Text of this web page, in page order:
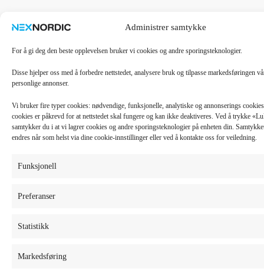
Administrer samtykke
For å gi deg den beste opplevelsen bruker vi cookies og andre sporingsteknologier.
Disse hjelper oss med å forbedre nettstedet, analysere bruk og tilpasse markedsføringen
personlige annonser.
Vi bruker fire typer cookies: nødvendige, funksjonelle, analytiske og annonserings
cookies er påkrevd for at nettstedet skal fungere og kan ikke deaktiveres. Ved å trykke
samtykker du i at vi lagrer cookies og andre sporingsteknologier på enheten din.
endres når som helst via dine cookie-innstillinger eller ved å kontakte oss for veiledning.
Funksjonell
Preferanser
Statistikk
Markedsføring